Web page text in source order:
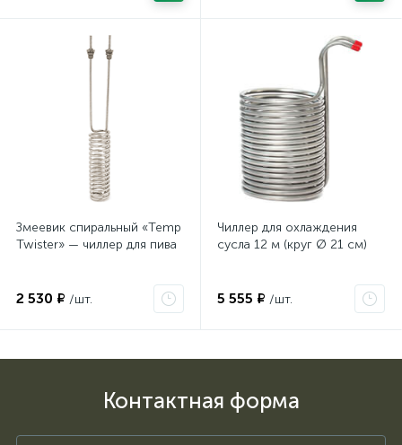
Змеевик спиральный «Temp
Twister» — чиллер для пива
2 530 ₽ /шт.
Чиллер для охлаждения
сусла 12 м (круг Ø 21 см)
5 555 ₽ /шт.
Контактная форма